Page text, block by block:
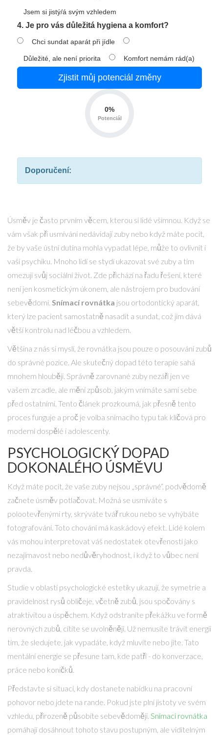
Jsem si jistý/á svým vzhledem
4. Je pro vás důležitá hygiena a komfort?
Chci sundat aparát při jídle
Důležité, ale není priorita Komfort nemám rád(a)
Zjistit můj potenciál změny
0%
Potenciál
Doporučení:
Úsměv je často prvním věcem, kterou si lidé všimnou. Když se
vám však při usmívání nedávidají zuby nebo když máte pocit,
že by vaše ústní dutina mohla vypadat lépe, může to ovlivnit i
vaši psychiku. Mnoho lidí se stydí ukazovat své zuby a tím
omezují svůj sociální život. Zde přichází na řadu řešení, které
není jen kosmetickým úkonem, ale nástrojem pro budování
sebevědomí. Snímací rovnátka jsou ortodontický aparát,
který lze pacient samostatně nasadit a sundat , což jim dává
větší kontrolu nad léčbou a vzhledem.
Většina z nás si myslí, že rovnátka jsou pouze o posouvání zubů
do správné pozice. Ale skutečný dopad této terapie sahá
mnohem hlouběji. Správně zarovnané zuby nezáří jen ve
vašem zrcadle, ale mění způsob, jakým vnímáte sami sebe
před ostatními. Tento článek prozkoumá, jak přesně tento
proces funguje a proč je volba snímacího typu tak klíčová pro
moderní dospělé i adolescenty.
PSYCHOLOGICKÝ DOPAD
DOKONALÉHO ÚSMĚVU
Když máte pocit, že vaše zuby nejsou „správné“, podvědomě
začnete úsměv potlačovat. Možná se usmíváte s
polootevřenými rty, skrýváte tvář rukou nebo se vyhýbáte
fotografování. Toto chování má kaskádový efekt. Lidé kolem
vás mohou interpretovat váš nedostatek otevřenosti jako
nezajímavost nebo nedůvěryhodnost, i když to vůbec není
pravda.
Studie v oblasti psychologické estetiky ukazují, že symetrie a
pravidelnost rysů obličeje, včetně zubů, jsou spočovány s
atraktivitou a úspěchem. Když odstraníte překážku ve formě
nerovných zubů, cítíte se uvolněněji. Už nemusíte trávit energii
tím, že sledujete, jak vypadáte, když mluvíte nebo jíte. Tato
mentální energie se přesune tam, kde patří - do konverzace,
práce nebo koníčků.
Představte si situaci, kdy dostanete nabídku na pracovní
pohovor nebo jdete na rande. Pokud jste plní jistoty ve svém
vzhledu, přirozeně působíte sebevědoměji. Snímací rovnátka
pomáhají dosáhnout tohoto stavu postupným, ale viditelným